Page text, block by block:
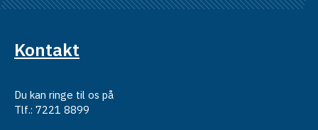
Kontakt
Du kan ringe til os på
Tlf.: 7221 8899